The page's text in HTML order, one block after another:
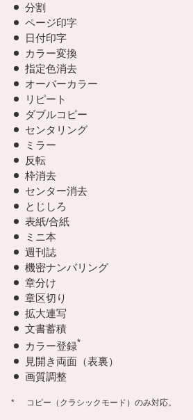
分割
ページ印字
日付印字
カラー変換
指定色消去
オーバーカラー
リピート
ダブルコピー
センタリング
ミラー
反転
枠消去
センター消去
とじしろ
表紙/合紙
ミニ本
週刊誌
機密ナンバリング
章分け
章区切り
拡大連写
文書蓄積
カラー登録*
見開き両面（表裏）
画質調整
* コピー（クラシックモード）のみ対応。